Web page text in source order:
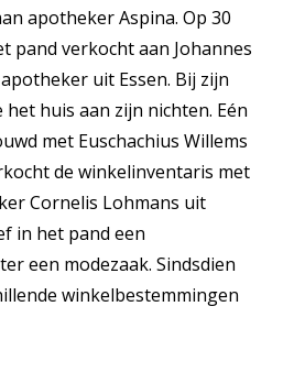
apotheker Aspina. Op 30
pand verkocht aan Johannes
uit Essen. Bij zijn
huis aan zijn nichten. Eén
met Euschachius Willems
de winkelinventaris met
Cornelis Lohmans uit
in het pand een
een modezaak. Sindsdien
winkelbestemmingen